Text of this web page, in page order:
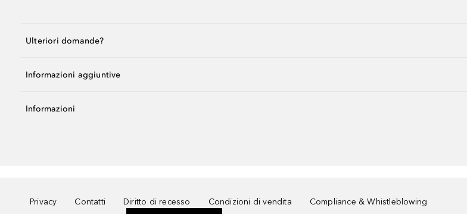
Ulteriori domande?
Informazioni aggiuntive
Informazioni
Privacy Contatti Diritto di recesso Condizioni di vendita
Compliance & Whistleblowing